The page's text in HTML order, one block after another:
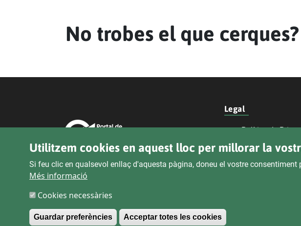
No trobes el que cerques?
Legal
Política de
Declaració
Avís Legal
Utilitzem cookies en aquest lloc per millorar la
Si feu clic en qualsevol enllaç d'aquesta pàgina, doneu el vostre consentiment
Més informació
Cookies necessàries
Guardar preferències Acceptar totes les cookies